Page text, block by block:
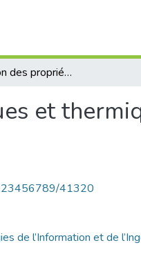
Caractérisation des propriétés mécaniques et thermique d'un matériau composite destiné à la construction
et
41320
de l’Information et de